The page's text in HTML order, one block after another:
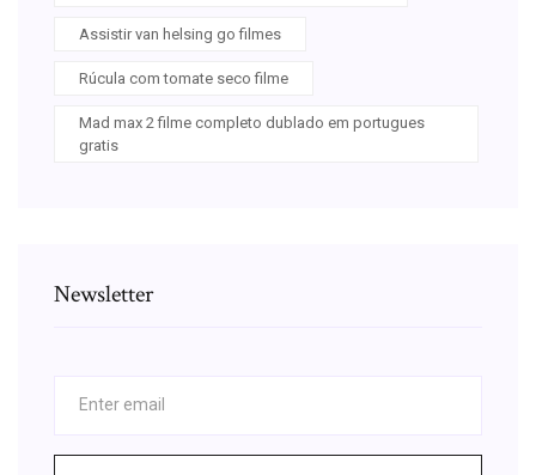
Assistir van helsing go filmes
Rúcula com tomate seco filme
Mad max 2 filme completo dublado em portugues
gratis
Newsletter